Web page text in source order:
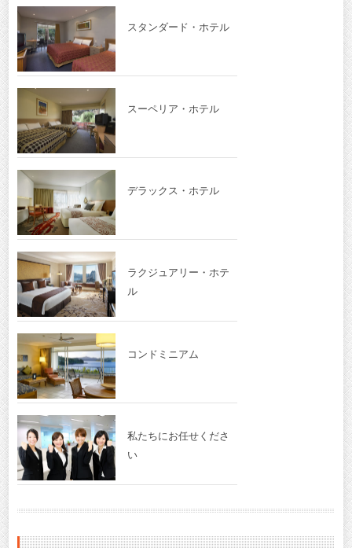
スタンダード・ホテル
スーペリア・ホテル
デラックス・ホテル
ラクジュアリー・ホテ
ル
コンドミニアム
私たちにお任せくださ
い